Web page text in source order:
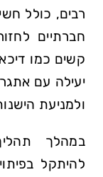
רבים, כולל
חברתיים
קשים כמו
יעילה עם
ולמניעת
במהלך
להיתקל